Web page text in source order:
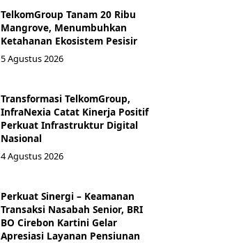
TelkomGroup Tanam 20 Ribu
Mangrove, Menumbuhkan
Ketahanan Ekosistem Pesisir
5 Agustus 2026
Transformasi TelkomGroup,
InfraNexia Catat Kinerja Positif
Perkuat Infrastruktur Digital
Nasional
4 Agustus 2026
Perkuat Sinergi – Keamanan
Transaksi Nasabah Senior, BRI
BO Cirebon Kartini Gelar
Apresiasi Layanan Pensiunan